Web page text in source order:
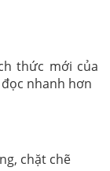
thức mới của
nhanh hơn
chặt chẽ